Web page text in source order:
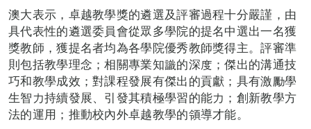
澳大表示，卓越教學獎的遴選及評審過程十分嚴謹，由
具代表性的遴選委員會從眾多學院的提名中選出一名獲
獎教師，獲提名者均為各學院優秀教師獎得主。評審準
則包括教學理念；相關專業知識的深度；傑出的溝通技
巧和教學成效；對課程發展有傑出的貢獻；具有激勵學
生智力持續發展、引發其積極學習的能力；創新教學方
法的運用；推動校內外卓越教學的領導才能。